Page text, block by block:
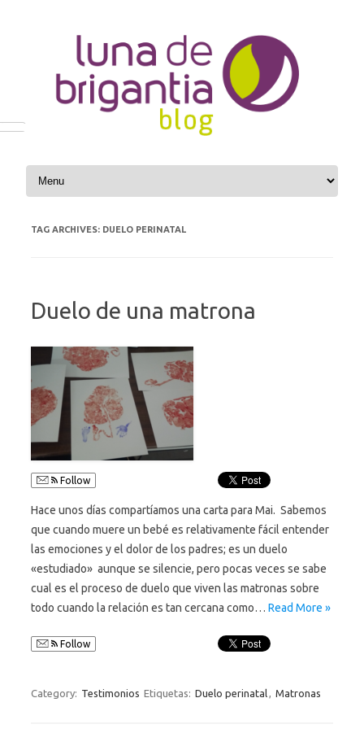
Skip to content
TAG ARCHIVES: DUELO PERINATAL
Duelo de una matrona
Follow
Hace unos días compartíamos una carta para Mai. Sabemos
que cuando muere un bebé es relativamente fácil entender
las emociones y el dolor de los padres; es un duelo
«estudiado» aunque se silencie, pero pocas veces se sabe
cual es el proceso de duelo que viven las matronas sobre
todo cuando la relación es tan cercana como… Read More »
Follow
Category: Testimonios Etiquetas: Duelo perinatal Matronas